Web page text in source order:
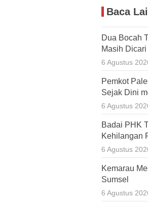
Baca
Dua Bocah
Masih Dicari
6 Agustus
Pemkot
Sejak Dini
6 Agustus
Badai PHK
Kehilangan
6 Agustus
Kemarau
Sumsel
6 Agustus